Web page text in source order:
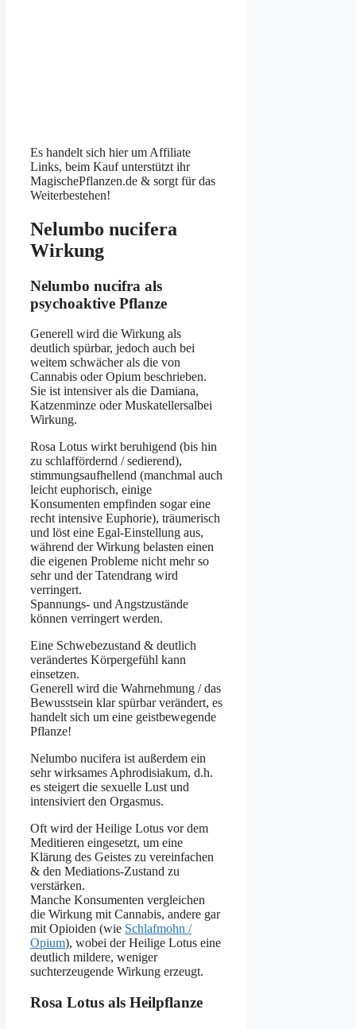
Es handelt sich hier um Affiliate
Links, beim Kauf unterstützt ihr
MagischePflanzen.de & sorgt für das
Weiterbestehen!
Nelumbo nucifera
Wirkung
Nelumbo nucifra als
psychoaktive Pflanze
Generell wird die Wirkung als
deutlich spürbar, jedoch auch bei
weitem schwächer als die von
Cannabis oder Opium beschrieben.
Sie ist intensiver als die Damiana,
Katzenminze oder Muskatellersalbei
Wirkung.
Rosa Lotus wirkt beruhigend (bis hin
zu schlaffördernd / sedierend),
stimmungsaufhellend (manchmal auch
leicht euphorisch, einige
Konsumenten empfinden sogar eine
recht intensive Euphorie), träumerisch
und löst eine Egal-Einstellung aus,
während der Wirkung belasten einen
die eigenen Probleme nicht mehr so
sehr und der Tatendrang wird
verringert.
Spannungs- und Angstzustände
können verringert werden.
Eine Schwebezustand & deutlich
verändertes Körpergefühl kann
einsetzen.
Generell wird die Wahrnehmung / das
Bewusstsein klar spürbar verändert, es
handelt sich um eine geistbewegende
Pflanze!
Nelumbo nucifera ist außerdem ein
sehr wirksames Aphrodisiakum, d.h.
es steigert die sexuelle Lust und
intensiviert den Orgasmus.
Oft wird der Heilige Lotus vor dem
Meditieren eingesetzt, um eine
Klärung des Geistes zu vereinfachen
& den Mediations-Zustand zu
verstärken.
Manche Konsumenten vergleichen
die Wirkung mit Cannabis, andere gar
mit Opioiden (wie Schlafmohn /
Opium), wobei der Heilige Lotus eine
deutlich mildere, weniger
suchterzeugende Wirkung erzeugt.
Rosa Lotus als Heilpflanze